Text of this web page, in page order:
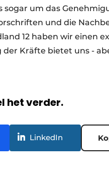
um das
und die
12 haben wir einen
der Kräfte bietet uns -
het verder.
LinkedIn